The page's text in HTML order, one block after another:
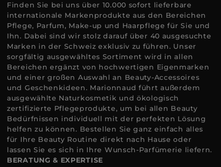
Finden Sie bei uns über 10.000 sofort lieferbare
internationale Markenprodukte aus den Bereichen
Pflege, Parfum, Make-up und Haarpflege für Sie und
Ihn. Dabei sind wir stolz darauf über 40 ausgesuchte
Marken in der Schweiz exklusiv zu führen. Unser
sorgfältig ausgewähltes Sortiment wird in allen
Bereichen ergänzt von hochwertigen Eigenmarken
und einer großen Auswahl an Beauty-Accessoires
und Geschenkideen. Marionnaud führt außerdem
ausgewählte Naturkosmetik und ökologisch
zertifizierte Pflegeprodukte, um bei allen Beauty
Bedürfnissen individuell mit der perfekten Lösung
helfen zu können. Bestellen Sie ganz einfach alles
für Ihre Beauty Routine direkt nach Hause oder
lassen Sie es sich in Ihre Wunsch-Parfümerie liefern.
BERATUNG & EXPERTISE